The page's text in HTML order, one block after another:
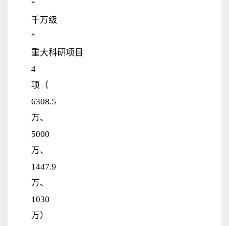
“
千万级
”
重大科研项目
4
项（
6308.5
万、
5000
万、
1447.9
万、
1030
万）